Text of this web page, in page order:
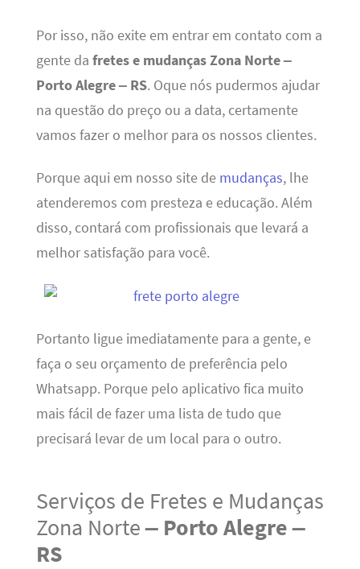
Por isso, não exite em entrar em contato com a
gente da fretes e mudanças Zona Norte –
Porto Alegre – RS. Oque nós pudermos ajudar
na questão do preço ou a data, certamente
vamos fazer o melhor para os nossos clientes.
Porque aqui em nosso site de mudanças, lhe
atenderemos com presteza e educação. Além
disso, contará com profissionais que levará a
melhor satisfação para você.
Portanto ligue imediatamente para a gente, e
faça o seu orçamento de preferência pelo
Whatsapp. Porque pelo aplicativo fica muito
mais fácil de fazer uma lista de tudo que
precisará levar de um local para o outro.
Serviços de Fretes e Mudanças
Zona Norte– Porto Alegre –
RS